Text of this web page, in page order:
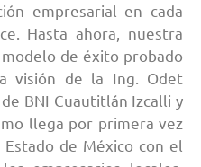
empresarial en cada
Hasta ahora, nuestra
de éxito probado
visión de la Ing. Odet
BNI Cuautitlán Izcalli y
llega por primera vez
de México con el